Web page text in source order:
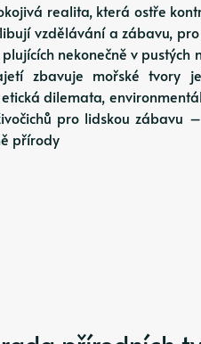
realita, která ostře
vzdělávání a zábavu,
nekonečně v pustých
zbavuje mořské tvory
dilemata,
pro lidskou zábavu
přírody